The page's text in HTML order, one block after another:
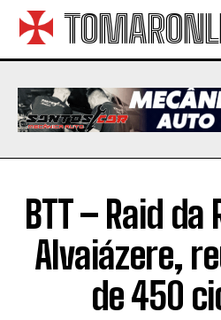
BTT – Raid
Alvaiázere,
de 450